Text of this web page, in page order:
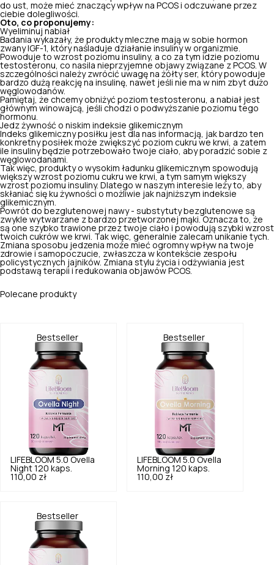
do ust, może mieć znaczący wpływ na PCOS i odczuwane przez
ciebie dolegliwości.
Oto, co proponujemy:
Wyeliminuj nabiał
Badania wykazały, że produkty mleczne mają w sobie hormon
zwany IGF-1, który naśladuje działanie insuliny w organizmie.
Powoduje to wzrost poziomu insuliny, a co za tym idzie poziomu
testosteronu, co nasila nieprzyjemne objawy związane z PCOS. W
szczególności należy zwrócić uwagę na żółty ser, który powoduje
bardzo dużą reakcję na insulinę, nawet jeśli nie ma w nim zbyt dużo
węglowodanów.
Pamiętaj, że chcemy obniżyć poziom testosteronu, a nabiał jest
głównym winowajcą, jeśli chodzi o podwyższanie poziomu tego
hormonu.
Jedz żywność o niskim indeksie glikemicznym
Indeks glikemiczny posiłku jest dla nas informacją, jak bardzo ten
konkretny posiłek może zwiększyć poziom cukru we krwi, a zatem
ile insuliny będzie potrzebowało twoje ciało, aby poradzić sobie z
węglowodanami.
Tak więc, produkty o wysokim ładunku glikemicznym spowodują
większy wzrost poziomu cukru we krwi, a tym samym większy
wzrost poziomu insuliny. Dlatego w naszym interesie leży to, aby
skłaniać się ku żywności o możliwie jak najniższym indeksie
glikemicznym.
Powrót do bezglutenowej nawy - substytuty bezglutenowe są
zwykle wytwarzane z bardzo przetworzonej mąki. Oznacza to, że
są one szybko trawione przez twoje ciało i powodują szybki wzrost
twoich cukrów we krwi. Tak więc, generalnie zalecam unikanie tych.
Zmiana sposobu jedzenia może mieć ogromny wpływ na twoje
zdrowie i samopoczucie, zwłaszcza w kontekście zespołu
policystycznych jajników. Zmiana stylu życia i odżywiania jest
podstawą terapii i redukowania objawów PCOS.
Polecane produkty
Bestseller
LIFEBLOOM 5.0 Ovella
Night 120 kaps.
110,00 zł
Bestseller
LIFEBLOOM 5.0 Ovella
Morning 120 kaps.
110,00 zł
Bestseller